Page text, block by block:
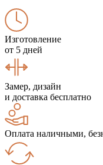
Изготовление
от 5 дней
Замер, дизайн
и доставка бесплатно
Оплата наличными,